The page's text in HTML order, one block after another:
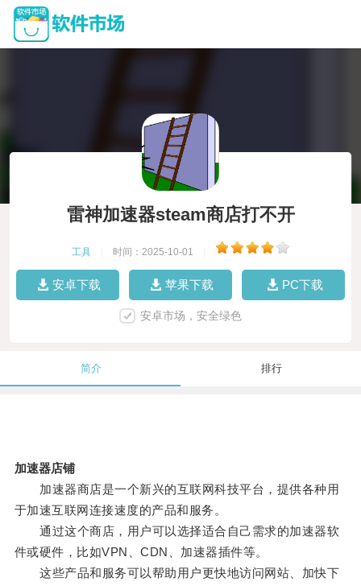
雷神加速器steam商店打不开
工具 时间：2025-10-01
安卓下载 苹果下载 PC下载
安卓市场，安全绿色
简介 排行
加速器店铺
加速器商店是一个新兴的互联网科技平台，提供各种用
于加速互联网连接速度的产品和服务。
通过这个商店，用户可以选择适合自己需求的加速器软
件或硬件，比如VPN、CDN、加速器插件等。
这些产品和服务可以帮助用户更快地访问网站、加快下